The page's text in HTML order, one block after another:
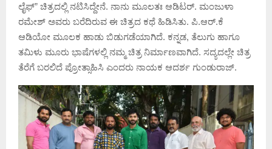
ಲೈಫ್” ಚಿತ್ರದಲ್ಲಿ ನಟಿಸಿದ್ದೇನೆ. ನಾನು ಮೂಲತಃ ಆಡಿಟರ್. ಮಂಜುಳಾ
ರಮೇಶ್ ಅವರು ಬರೆದಿರುವ ಈ ಚಿತ್ರದ ಕಥೆ ಹಿಡಿಸಿತು. ಪಿ.ಆರ್.ಕೆ
ಆಡಿಯೋ ಮೂಲಕ ಹಾಡು ಬಿಡುಗಡೆಯಾಗಿದೆ. ಕನ್ನಡ, ತೆಲುಗು ಹಾಗೂ
ತಮಿಳು ಮೂರು ಭಾಷೆಗಳಲ್ಲಿ ನಮ್ಮ ಚಿತ್ರ ನಿರ್ಮಾಣವಾಗಿದೆ. ಸದ್ಯದಲ್ಲೇ ಚಿತ್ರ
ತೆರೆಗೆ ಬರಲಿದೆ ಪ್ರೋತ್ಸಾಹಿಸಿ ಎಂದರು ನಾಯಕ ಆದರ್ಶ ಗುಂಡುರಾಜ್.